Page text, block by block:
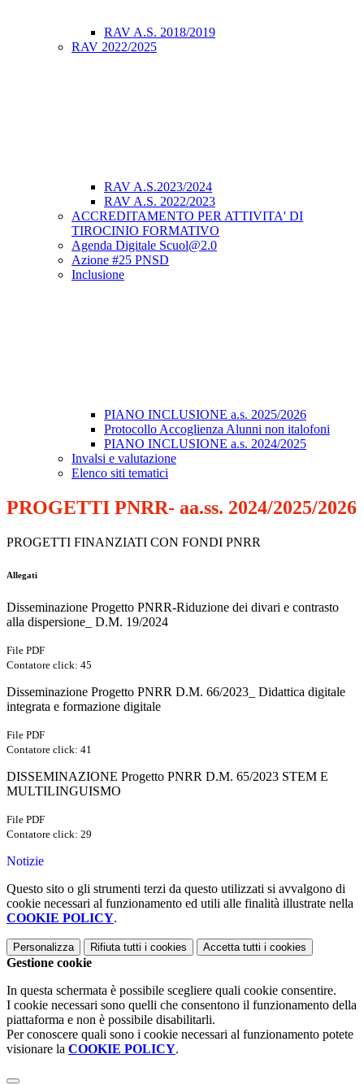
RAV A.S. 2018/2019
RAV 2022/2025
RAV A.S.2023/2024
RAV A.S. 2022/2023
ACCREDITAMENTO PER ATTIVITA' DI
TIROCINIO FORMATIVO
Agenda Digitale Scuol@2.0
Azione #25 PNSD
Inclusione
PIANO INCLUSIONE a.s. 2025/2026
Protocollo Accoglienza Alunni non italofoni
PIANO INCLUSIONE a.s. 2024/2025
Invalsi e valutazione
Elenco siti tematici
PROGETTI PNRR- aa.ss. 2024/2025/2026
PROGETTI FINANZIATI CON FONDI PNRR
Allegati
Disseminazione Progetto PNRR-Riduzione dei divari e contrasto
alla dispersione_ D.M. 19/2024
File PDF
Contatore click: 45
Disseminazione Progetto PNRR D.M. 66/2023_ Didattica digitale
integrata e formazione digitale
File PDF
Contatore click: 41
DISSEMINAZIONE Progetto PNRR D.M. 65/2023 STEM E
MULTILINGUISMO
File PDF
Contatore click: 29
Notizie
Questo sito o gli strumenti terzi da questo utilizzati si avvalgono di
cookie necessari al funzionamento ed utili alle finalità illustrate nella
COOKIE POLICY.
Personalizza Rifiuta tutti i cookies Accetta tutti i cookies
Gestione cookie
In questa schermata è possibile scegliere quali cookie consentire.
I cookie necessari sono quelli che consentono il funzionamento della
piattaforma e non è possibile disabilitarli.
Per conoscere quali sono i cookie necessari al funzionamento potete
visionare la COOKIE POLICY.